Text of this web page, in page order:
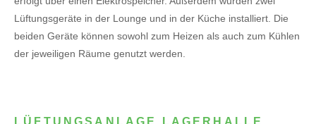
Lüftungsgeräte in der Lounge und in der Küche installiert. Die
beiden Geräte können sowohl zum Heizen als auch zum Kühlen
der jeweiligen Räume genutzt werden.
LÜFTUNGSANLAGE LAGERHALLE